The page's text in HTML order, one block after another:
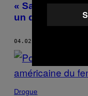
« Salut, t’es
un dealer de
04.02.19
Drogue